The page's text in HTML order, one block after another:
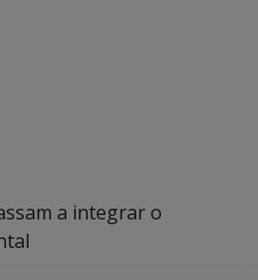
a integrar o